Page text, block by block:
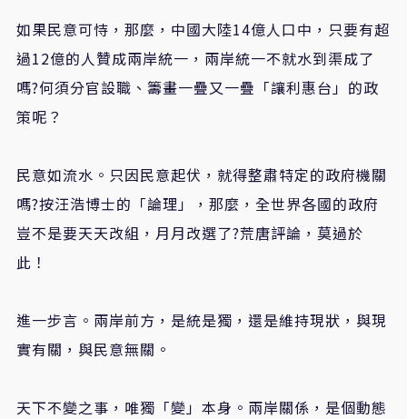
如果民意可恃，那麼，中國大陸14億人口中，只要有超
過12億的人贊成兩岸統一，兩岸統一不就水到渠成了
嗎?何須分官設職、籌畫一疊又一疊「讓利惠台」的政
策呢？
民意如流水。只因民意起伏，就得整肅特定的政府機關
嗎?按汪浩博士的「論理」，那麼，全世界各國的政府
豈不是要天天改組，月月改選了?荒唐評論，莫過於
此！
進一步言。兩岸前方，是統是獨，還是維持現狀，與現
實有關，與民意無關。
天下不變之事，唯獨「變」本身。兩岸關係，是個動態